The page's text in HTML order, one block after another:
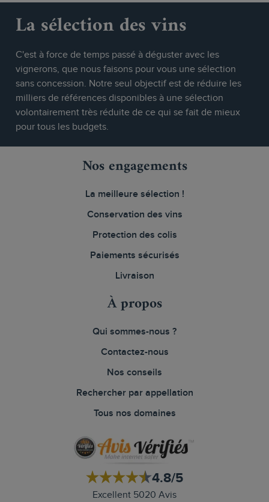
La sélection des vins
C'est à force de temps passé à déguster avec les
vignerons, que nous faisons pour vous une sélection
sans concession. Notre seul objectif est de réduire les
milliers de références disponibles à une sélection
volontairement très réduite de ce qui se fait de mieux
pour tous les budgets.
Nos engagements
La meilleure sélection !
Conservation des vins
Protection des colis
Paiements sécurisés
Livraison
À propos
Qui sommes-nous ?
Contactez-nous
Nos conseils
Rechercher par appellation
Tous nos domaines
4.8/5
Excellent 5020 Avis